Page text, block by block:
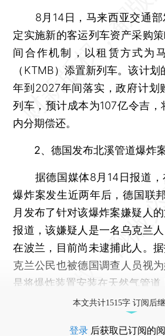
8月14日，马来西亚交通部
定实施新的客运列车资产采购
间合作机制，以租赁方式为
（KTMB）添置新列车。该计
年到2027年间落实，政府计划
列车，预计成本为107亿令吉
内分期偿还。
2、德国发布北溪管道爆炸
据德国媒体8月14日报道，
爆炸案发生近两年后，德国联
月发布了针对该爆炸案嫌疑人
报道，该嫌疑人是一名乌克兰
在波兰，目前尚未逮捕此人。
克兰公民也被德国调查人员视
是将爆炸装置安装在天然气管道
本文共计1515字 订阅后
登录 后获取已订阅的